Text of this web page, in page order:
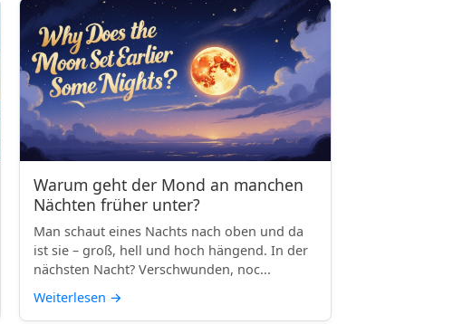
Warum geht der Mond an manchen
Nächten früher unter?
Man schaut eines Nachts nach oben und da
ist sie – groß, hell und hoch hängend. In der
nächsten Nacht? Verschwunden, noc...
Weiterlesen →